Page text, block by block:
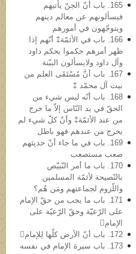
165. باب أنّ الجنّ یأتیهم
فیسألونهم عن معالم دینهم
ویتوجّهون في أمورهم
166. باب في الأئمّة‡ أنّهم إذا
ظهر أمرهم حکموا بحکم داود
وآل داود ولایسألون البیّنة
167. باب أنَّ مُسْتَقَی العلم من
بیت آل محمّد ‡
168. باب أنّه لیس شيء من
الحقّ في ید النّاس إلاّ ما خرج
من عند الأئمّة‡ وأنّ کلّ شيء لم
یخرج من عندهم فهو باطل
169. باب في ما جاء أنّ حدیثهم
صعب مستصعب
170. باب ما أمر النّبيّص
بالنّصیحة لأئمّة المسلمین
واللّزوم لجماعتهم ومَن هُم؟
171. باب ما یجب من حقّ الإمام
علی الرّعیّة وحقّ الرّعیّة علی
الإمام
172. باب أنّ الأرض کلّها لِلإمام
173. باب سیرة الإمام في نفسه